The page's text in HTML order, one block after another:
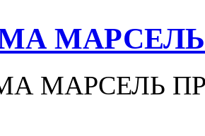
МАРСЕЛЬ
МАРСЕЛЬ